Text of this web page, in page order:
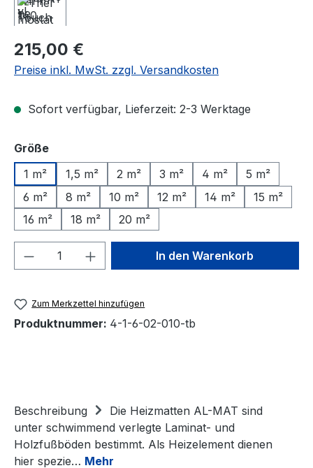
Regulärer Preis:
215,00 €
Preise inkl. MwSt. zzgl. Versandkosten
Sofort verfügbar, Lieferzeit: 2-3 Werktage
Größeauswählen
1 m²
1,5 m² 2 m² 3 m² 4 m²
5 m²
6 m²
8 m² 10 m² 12 m² 14 m²
15 m²
16 m²
18 m² 20 m²
Produkt Anzahl: Gib denIn den Warenkorb
Zum Merkzettel hinzufügen
Produktnummer: 4-1-6-02-010-tb
Beschreibung
Die Heizmatten AL-MAT sind
unter schwimmend verlegte Laminat- und
Holzfußböden bestimmt. Als Heizelement dienen
hier spezie… Mehr